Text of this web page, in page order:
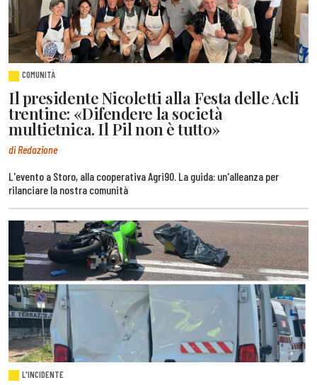
COMUNITÀ
Il presidente Nicoletti alla Festa delle Acli
trentine: «Difendere la società
multietnica. Il Pil non è tutto»
di Redazione
L'evento a Storo, alla cooperativa Agri90. La guida: un'alleanza per
rilanciare la nostra comunità
L'INCIDENTE